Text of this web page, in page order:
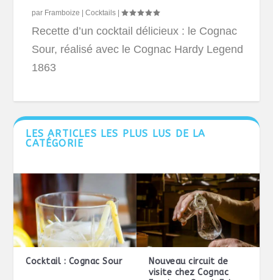
par Framboize |Cocktails |
Recette d’un cocktail délicieux : le Cognac
Sour, réalisé avec le Cognac Hardy Legend
1863
LES ARTICLES LES PLUS LUS DE LA
CATÉGORIE
Cocktail : Cognac Sour
Nouveau circuit de
visite chez Cognac